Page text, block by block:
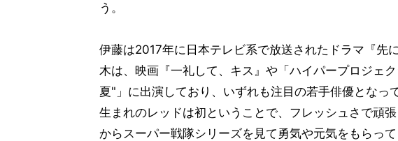
う。
伊藤は2017年に日本テレビ系で放送されたドラマ『先
木は、映画『一礼して、キス』や「ハイパープロジェ
夏"」に出演しており、いずれも注目の若手俳優とな
生まれのレッドは初ということで、フレッシュさで頑
からスーパー戦隊シリーズを見て勇気や元気をもらっ